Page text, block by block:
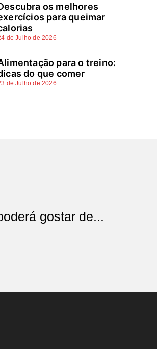
os melhores
para queimar
de Julho de 2026
para o treino:
do que comer
de Julho de 2026
gostar de...